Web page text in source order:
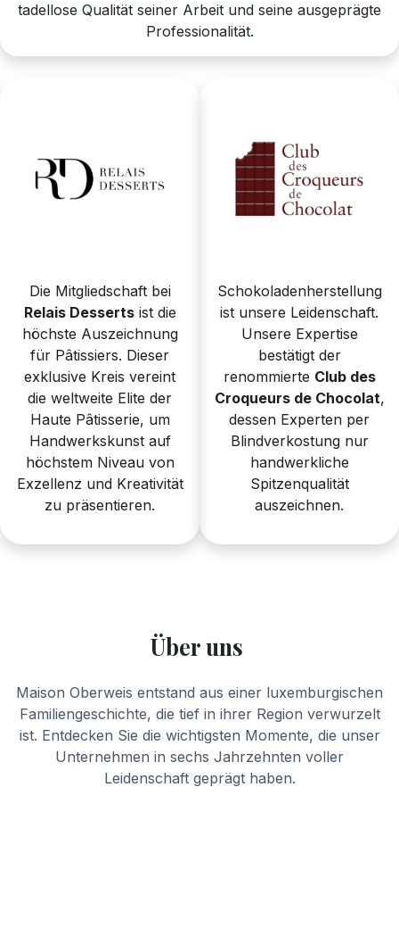
tadellose Qualität seiner Arbeit und seine ausgeprägte
Professionalität.
Die Mitgliedschaft bei
Relais Dessertsist die
höchste Auszeichnung
für Pâtissiers. Dieser
exklusive Kreis vereint
die weltweite Elite der
Haute Pâtisserie, um
Handwerkskunst auf
höchstem Niveau von
Exzellenz und Kreativität
zu präsentieren.
Schokoladenherstellung
ist unsere Leidenschaft.
Unsere Expertise
bestätigt der
renommierte Club des
Croqueurs de Chocolat,
dessen Experten per
Blindverkostung nur
handwerkliche
Spitzenqualität
auszeichnen.
Über uns
Maison Oberweis entstand aus einer luxemburgischen
Familiengeschichte, die tief in ihrer Region verwurzelt
ist. Entdecken Sie die wichtigsten Momente, die unser
Unternehmen in sechs Jahrzehnten voller
Leidenschaft geprägt haben.